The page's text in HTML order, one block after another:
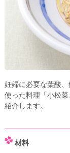
妊婦に必要な葉酸
使った料理「小松
紹介します。
材料